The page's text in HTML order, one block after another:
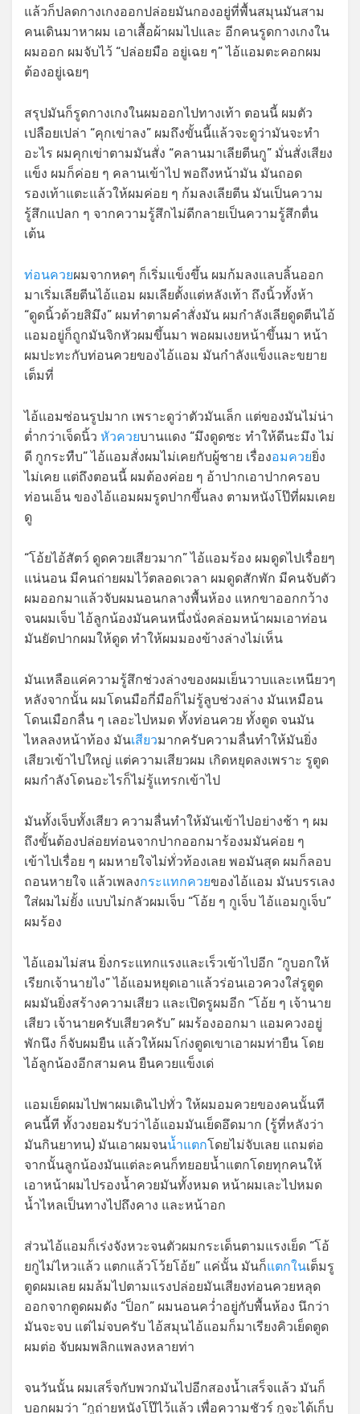
แล้วก็ปลดกางเกงออกปล่อยมันกองอยู่ที่พื้นสมุนมันสาม
คนเดินมาหาผม เอาเสื้อผ้าผมไปและ อีกคนรูดกางเกงใน
ผมออก ผมจับไว้ “ปล่อยมือ อยู่เฉย ๆ” ไอ้แอมตะคอกผม
ต้องอยู่เฉยๆ
สรุปมันก็รูดกางเกงในผมออกไปทางเท้า ตอนนี้ ผมตัว
เปลือยเปล่า “คุกเข่าลง” ผมถึงขั้นนี้แล้วจะดูว่ามันจะทำ
อะไร ผมคุกเข่าตามมันสั่ง “คลานมาเลียตีนกู” มั่นสั่งเสียง
แข็ง ผมก็ค่อย ๆ คลานเข้าไป พอถึงหน้ามัน มันถอด
รองเท้าแตะแล้วให้ผมค่อย ๆ ก้มลงเลียตีน มันเป็นความ
รู้สึกแปลก ๆ จากความรู้สึกไม่ดีกลายเป็นความรู้สึกตื่น
เต้น
ท่อนควยผมจากหดๆ ก็เริ่มแข็งขึ้น ผมก้มลงแลบลิ้นออก
มาเริ่มเลียตีนไอ้แอม ผมเลียตั้งแต่หลังเท้า ถึงนิ้วทั้งห้า
“ดูดนิ้วด้วยสิมึง” ผมทำตามคำสั่งมัน ผมกำลังเลียดูดตีนไอ้
แอมอยู่ก็ถูกมันจิกหัวผมขึ้นมา พอผมเงยหน้าขึ้นมา หน้า
ผมปะทะกับท่อนควยของไอ้แอม มันกำลังแข็งและขยาย
เต็มที่
ไอ้แอมซ่อนรูปมาก เพราะดูว่าตัวมันเล็ก แต่ของมันไม่น่า
ต่ำกว่าเจ็ดนิ้ว หัวควยบานแดง “มึงดูดซะ ทำให้ดีนะมึง ไม่
ดี กูกระทืบ” ไอ้แอมสั่งผมไม่เคยกับผู้ชาย เรื่องอมควยยิ่ง
ไม่เคย แต่ถึงตอนนี้ ผมต้องค่อย ๆ อ้าปากเอาปากครอบ
ท่อนเอ็น ของไอ้แอมผมรูดปากขึ้นลง ตามหนังโป๊ที่ผมเคย
ดู
“โอ้ยไอ้สัตว์ ดูดควยเสียวมาก” ไอ้แอมร้อง ผมดูดไปเรื่อยๆ
แน่นอน มีคนถ่ายผมไว้ตลอดเวลา ผมดูดสักพัก มีคนจับตัว
ผมออกมาแล้วจับผมนอนกลางพื้นห้อง แหกขาออกกว้าง
จนผมเจ็บ ไอ้ลูกน้องมันคนหนึ่งนั่งคล่อมหน้าผมเอาท่อน
มันยัดปากผมให้ดูด ทำให้ผมมองข้างล่างไม่เห็น
มันเหลือแค่ความรู้สึกช่วงล่างของผมเย็นวาบและเหนียวๆ
หลังจากนั้น ผมโดนมือกี่มือก็ไม่รู้ลูบช่วงล่าง มันเหมือน
โดนเมือกลื่น ๆ เลอะไปหมด ทั้งท่อนควย ทั้งตูด จนมัน
ไหลลงหน้าท้อง มันเสียวมากครับความลื่นทำให้มันยิ่ง
เสียวเข้าไปใหญ่ แต่ความเสียวผม เกิดหยุดลงเพราะ รูตูด
ผมกำลังโดนอะไรก็ไม่รู้แทรกเข้าไป
มันทั้งเจ็บทั้งเสียว ความลื่นทำให้มันเข้าไปอย่างช้า ๆ ผม
ถึงขั้นต้องปล่อยท่อนจากปากออกมาร้องมมันค่อย ๆ
เข้าไปเรื่อย ๆ ผมหายใจไม่ทั่วท้องเลย พอมันสุด ผมก็ลอบ
ถอนหายใจ แล้วเพลงกระแทกควยของไอ้แอม มันบรรเลง
ใส่ผมไม่ยั้ง แบบไม่กลัวผมเจ็บ “โอ้ย ๆ กูเจ็บ ไอ้แอมกูเจ็บ”
ผมร้อง
ไอ้แอมไม่สน ยิ่งกระแทกแรงและเร็วเข้าไปอีก “กูบอกให้
เรียกเจ้านายไง” ไอ้แอมหยุดเอาแล้วร่อนเอวควงใส่รูตูด
ผมมันยิ่งสร้างความเสียว และเปิดรูผมอีก “โอ้ย ๆ เจ้านาย
เสียว เจ้านายครับเสียวครับ” ผมร้องออกมา แอมควงอยู่
พักนึง ก็จับผมยืน แล้วให้ผมโก่งตูดเขาเอาผมท่ายืน โดย
ไอ้ลูกน้องอีกสามคน ยืนควยแข็งเด่
แอมเย็ดผมไปพาผมเดินไปทั่ว ให้ผมอมควยของคนนั้นที
คนนี้ที ทั้งวงยอมรับว่าไอ้แอมมันเย็ดอึดมาก (รู้ที่หลังว่า
มันกินยาทน) มันเอาผมจนน้ำแตกโดยไม่จับเลย แถมต่อ
จากนั้นลูกน้องมันแต่ละคนก็ทยอยน้ำแตกโดยทุกคนให้
เอาหน้าผมไปรองน้ำควยมันทั้งหมด หน้าผมเละไปหมด
น้ำไหลเป็นทางไปถึงคาง และหน้าอก
ส่วนไอ้แอมก็เร่งจังหวะจนตัวผมกระเด็นตามแรงเย็ด “โอ้
ยกูไม่ไหวแล้ว แตกแล้วโว้ยโอ้ย” แค่นั้น มันก็แตกในเต็มรู
ตูดผมเลย ผมล้มไปตามแรงปล่อยมันเสียงท่อนควยหลุด
ออกจากตูดผมดัง “ป็อก” ผมนอนคว่ำอยู่กับพื้นห้อง นึกว่า
มันจะจบ แต่ไม่จบครับ ไอ้สมุนไอ้แอมก็มาเรียงคิวเย็ดตูด
ผมต่อ จับผมพลิกแพลงหลายท่า
จนวันนั้น ผมเสร็จกับพวกมันไปอีกสองน้ำเสร็จแล้ว มันก็
บอกผมว่า “กูถ่ายหนังโป๊ไว้แล้ว เพื่อความชัวร์ กูจะได้เก็บ